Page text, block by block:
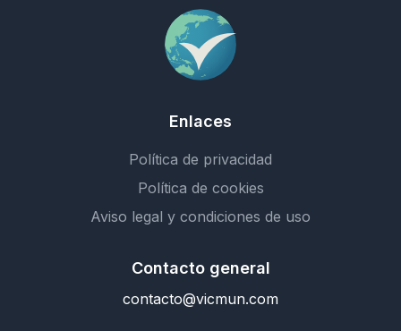
Enlaces
Política de privacidad
Política de cookies
Aviso legal y condiciones de uso
Contacto general
contacto@vicmun.com